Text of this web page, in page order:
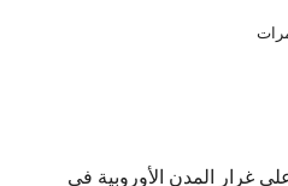
غرار المدن الأوروبية في